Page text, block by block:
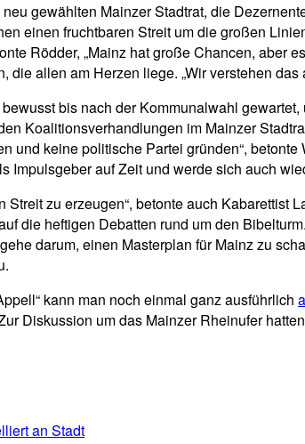
gewählten Mainzer Stadtrat, die
einen fruchtbaren Streit um die großen
Rödder, „Mainz hat große Chancen, aber
die allen am Herzen liege. „Wir verstehen
bis nach der Kommunalwahl
Koalitionsverhandlungen im Mainzer
und keine politische Partei gründen“,
Impulsgeber auf Zeit und werde sich auch
Streit zu erzeugen“, betonte auch
die heftigen Debatten rund um den
darum, einen Masterplan für Mainz zu
kann man noch einmal ganz ausführlich
Diskussion um das Mainzer Rheinufer
an Stadt